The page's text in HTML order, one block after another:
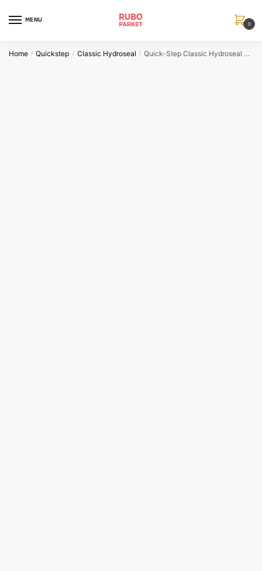
MENU
0
Home / Quickstep / Classic Hydroseal / Quick-Step Classic Hydroseal Oude Eik Lichtgrijs